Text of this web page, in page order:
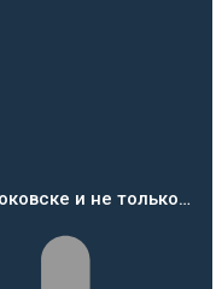
и не только…